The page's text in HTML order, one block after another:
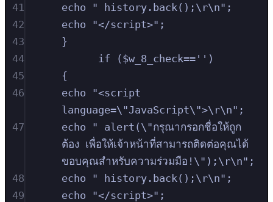
41
echo " history.back();\r\n";
42
echo "</script>";
43
}
44
if ($w_8_check=='')
45
{
46
echo "<script
language=\"JavaScript\">\r\n";
47
echo " alert(\"กรุณากรอกชื่อให้ถูก
ต้อง เพื่อให้เจ้าหน้าที่สามารถติดต่อคุณได้
ขอบคุณสำหรับความร่วมมือ!\");\r\n";
48
echo " history.back();\r\n";
49
echo "</script>";